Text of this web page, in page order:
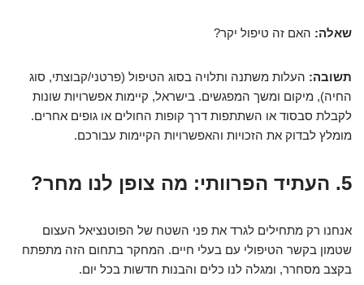
שאלה: האם זה טיפול יקר?
תשובה: העלות משתנה ותלויה בסוג הטיפול (פרטני/קבוצתי, סוג
החיה), מיקום ומשך המפגשים. בישראל, קיימות אפשרויות שונות
לקבלת סבסוד או השתתפות דרך קופות החולים או גופים אחרים.
מומלץ לבדוק את הזכויות והאפשרויות הקיימות עבורכם.
5. העתיד הפרוותי: מה צופן לנו מחר?
אנחנו רק מתחילים לגרד את פני השטח של הפוטנציאל העצום
שטמון בקשר הטיפולי עם בעלי חיים. המחקר בתחום הזה מתפתח
בקצב מסחרר, ומגלה לנו כלים והבנות חדשות בכל יום.